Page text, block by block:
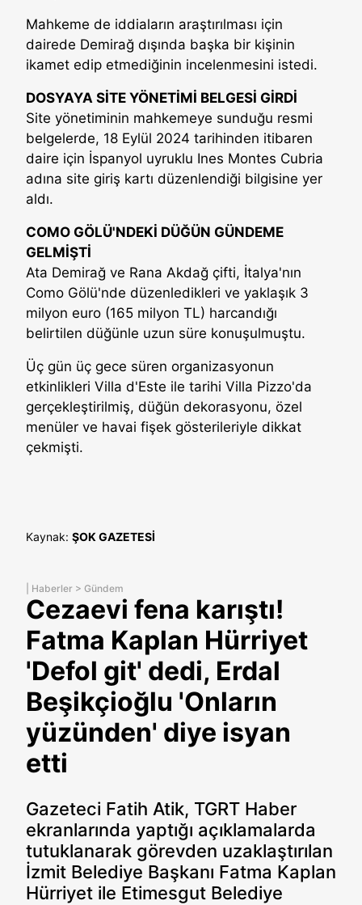
Mahkeme de iddiaların araştırılması için
dairede Demirağ dışında başka bir kişinin
ikamet edip etmediğinin incelenmesini istedi.
DOSYAYA SİTE YÖNETİMİ BELGESİ GİRDİ
Site yönetiminin mahkemeye sunduğu resmi
belgelerde, 18 Eylül 2024 tarihinden itibaren
daire için İspanyol uyruklu Ines Montes Cubria
adına site giriş kartı düzenlendiği bilgisine yer
aldı.
COMO GÖLÜ'NDEKİ DÜĞÜN GÜNDEME
GELMİŞTİ
Ata Demirağ ve Rana Akdağ çifti, İtalya'nın
Como Gölü'nde düzenledikleri ve yaklaşık 3
milyon euro (165 milyon TL) harcandığı
belirtilen düğünle uzun süre konuşulmuştu.
Üç gün üç gece süren organizasyonun
etkinlikleri Villa d'Este ile tarihi Villa Pizzo'da
gerçekleştirilmiş, düğün dekorasyonu, özel
menüler ve havai fişek gösterileriyle dikkat
çekmişti.
Kaynak: ŞOK GAZETESİ
Haberler > Gündem
Cezaevi fena karıştı!
Fatma Kaplan Hürriyet
'Defol git' dedi, Erdal
Beşikçioğlu 'Onların
yüzünden' diye isyan
etti
Gazeteci Fatih Atik, TGRT Haber
ekranlarında yaptığı açıklamalarda
tutuklanarak görevden uzaklaştırılan
İzmit Belediye Başkanı Fatma Kaplan
Hürriyet ile Etimesgut Belediye